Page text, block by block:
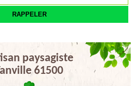
paysagiste
61500